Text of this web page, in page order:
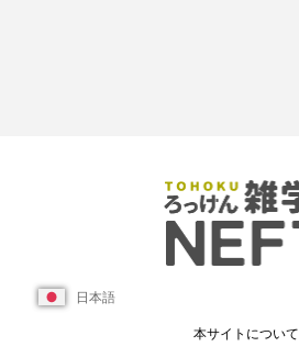
日本語
本サイトについて